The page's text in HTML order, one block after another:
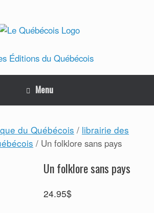
Menu
du Québécois / librairie des
/ Un folklore sans pays
Un folklore sans pays
24.95$